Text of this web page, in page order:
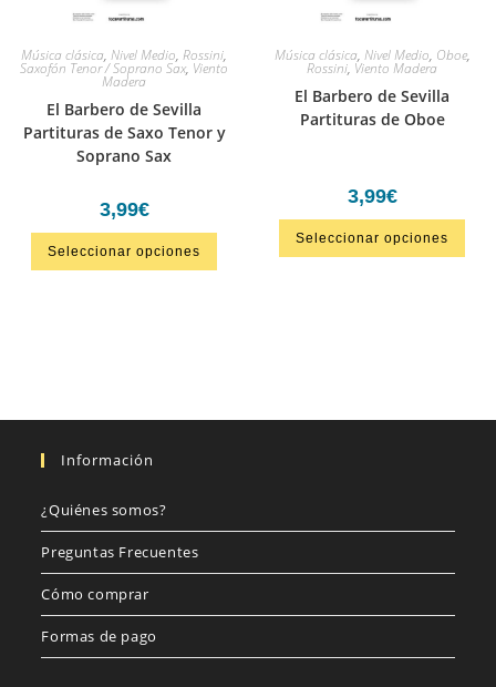
Música clásica, Nivel Medio, Rossini,
Saxofón Tenor / Soprano Sax, Viento
Madera
El Barbero de Sevilla
Partituras de Saxo Tenor y
Soprano Sax
3,99€
Seleccionar opciones
Música clásica, Nivel Medio, Oboe,
Rossini, Viento Madera
El Barbero de Sevilla
Partituras de Oboe
3,99€
Seleccionar opciones
Información
¿Quiénes somos?
Preguntas Frecuentes
Cómo comprar
Formas de pago